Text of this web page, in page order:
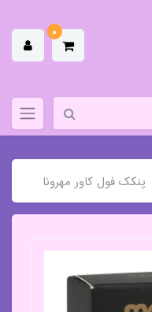
0
پنکک فول کاور مهرونا